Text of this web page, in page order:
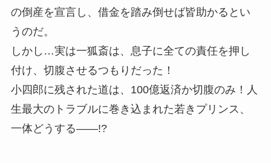
の倒産を宣言し、借金を踏み倒せば皆助かるとい
うのだ。
しかし…実は一狐斎は、息子に全ての責任を押し
付け、切腹させるつもりだった！
小四郎に残された道は、100億返済か切腹のみ！人
生最大のトラブルに巻き込まれた若きプリンス、
一体どうする――!?